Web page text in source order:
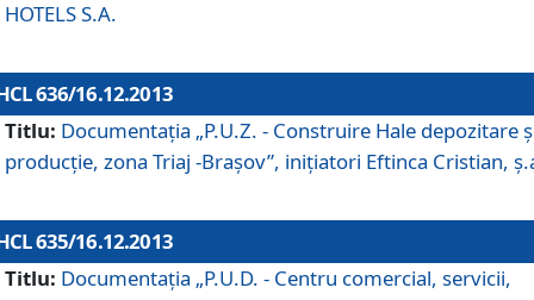
HOTELS S.A.
636/16.12.2013
Titlu: Documentaţia „P.U.Z. - Construire Hale depozitare
producţie, zona Triaj -Braşov”, iniţiatori Eftinca Cristian,
635/16.12.2013
Titlu: Documentaţia „P.U.D. - Centru comercial, servicii,